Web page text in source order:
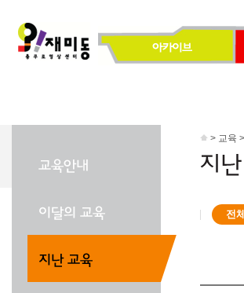
> 교육 >
전체